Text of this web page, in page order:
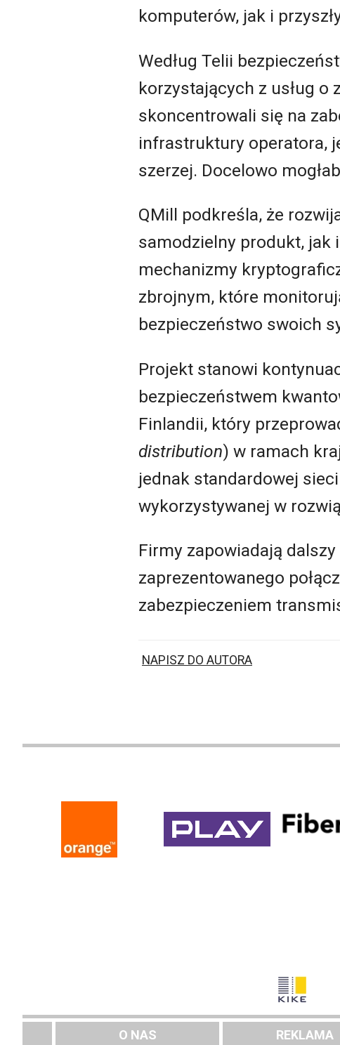
komputerów, jak i
Według Telii
korzystających z usług
skoncentrowali się na
infrastruktury operatora,
szerzej. Docelowo
QMill podkreśla, że
samodzielny produkt, jak
mechanizmy
zbrojnym, które
bezpieczeństwo swoich
Projekt stanowi
bezpieczeństwem
Finlandii, który
distribution) w ramach
jednak standardowej
wykorzystywanej w
Firmy zapowiadają
zaprezentowanego
zabezpieczeniem
NAPISZ DO AUTORA
O NAS REKLAMA